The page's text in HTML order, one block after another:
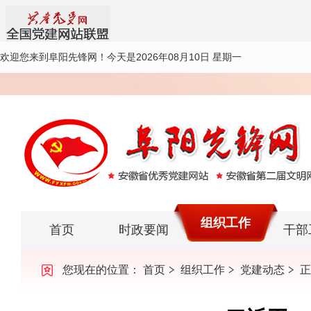
欢迎您来到阜阳先锋网！ 今天是2026年08月10日 星期一
首页 时政要闻 组织工作 干部
您现在的位置： 首页 组织工作 党建动态